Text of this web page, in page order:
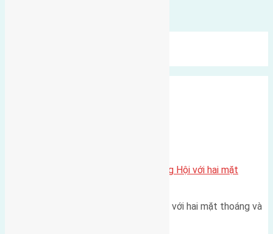
Một vị trí hiếm còn lại tại X1 Đông Hội với hai mặt
Một góc tái định cư X1 Đông Hội với hai mặt thoáng và